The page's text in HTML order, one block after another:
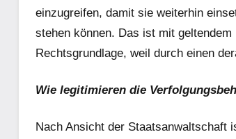
einzugreifen, damit sie weiterhin
stehen können. Das ist mit
Rechtsgrundlage, weil durch einen
Wie legitimieren die
Nach Ansicht der Staatsanwaltschaft